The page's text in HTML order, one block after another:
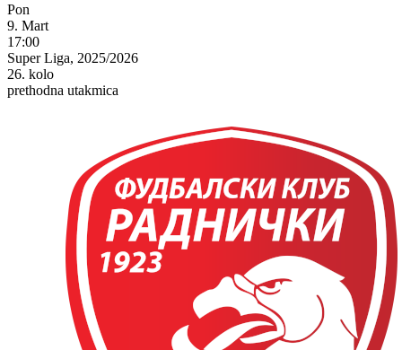
Pon
9. Mart
17:00
Super Liga, 2025/2026
26. kolo
prethodna utakmica